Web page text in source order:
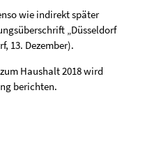
wie indirekt später
„Düsseldorf
13. Dezember).
Haushalt 2018 wird
berichten.